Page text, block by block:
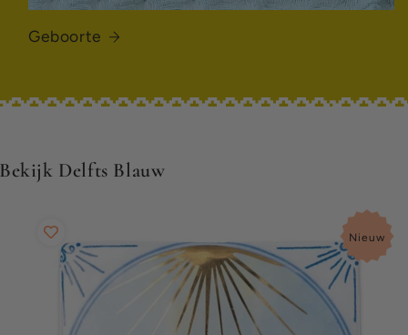
Geboorte
Bekijk Delfts Blauw
Nieuw